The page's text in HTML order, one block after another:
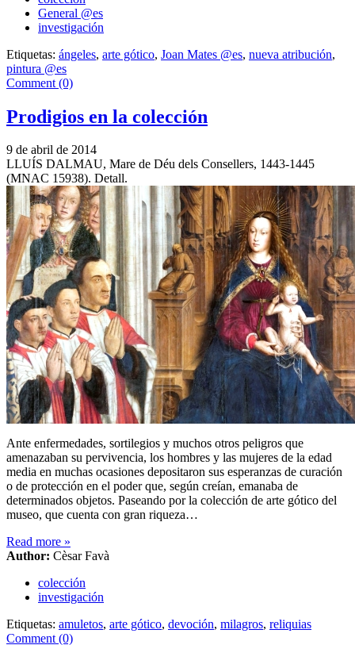
General @es
investigación
Etiquetas: ángeles, arte gótico, Joan Mates @es, nueva atribución,
pintura @es
Comment (0)
Prodigios en la colección
9 de abril de 2014
LLUÍS DALMAU, Mare de Déu dels Consellers, 1443-1445
(MNAC 15938). Detall.
Ante enfermedades, sortilegios y muchos otros peligros que
amenazaban su pervivencia, los hombres y las mujeres de la edad
media en muchas ocasiones depositaron sus esperanzas de curación
o de protección en el poder que, según creían, emanaba de
determinados objetos. Paseando por la colección de arte gótico del
museo, que cuenta con gran riqueza…
Read more »
Author: Cèsar Favà
colección
investigación
Etiquetas: amuletos, arte gótico, devoción, milagros, reliquias
Comment (0)